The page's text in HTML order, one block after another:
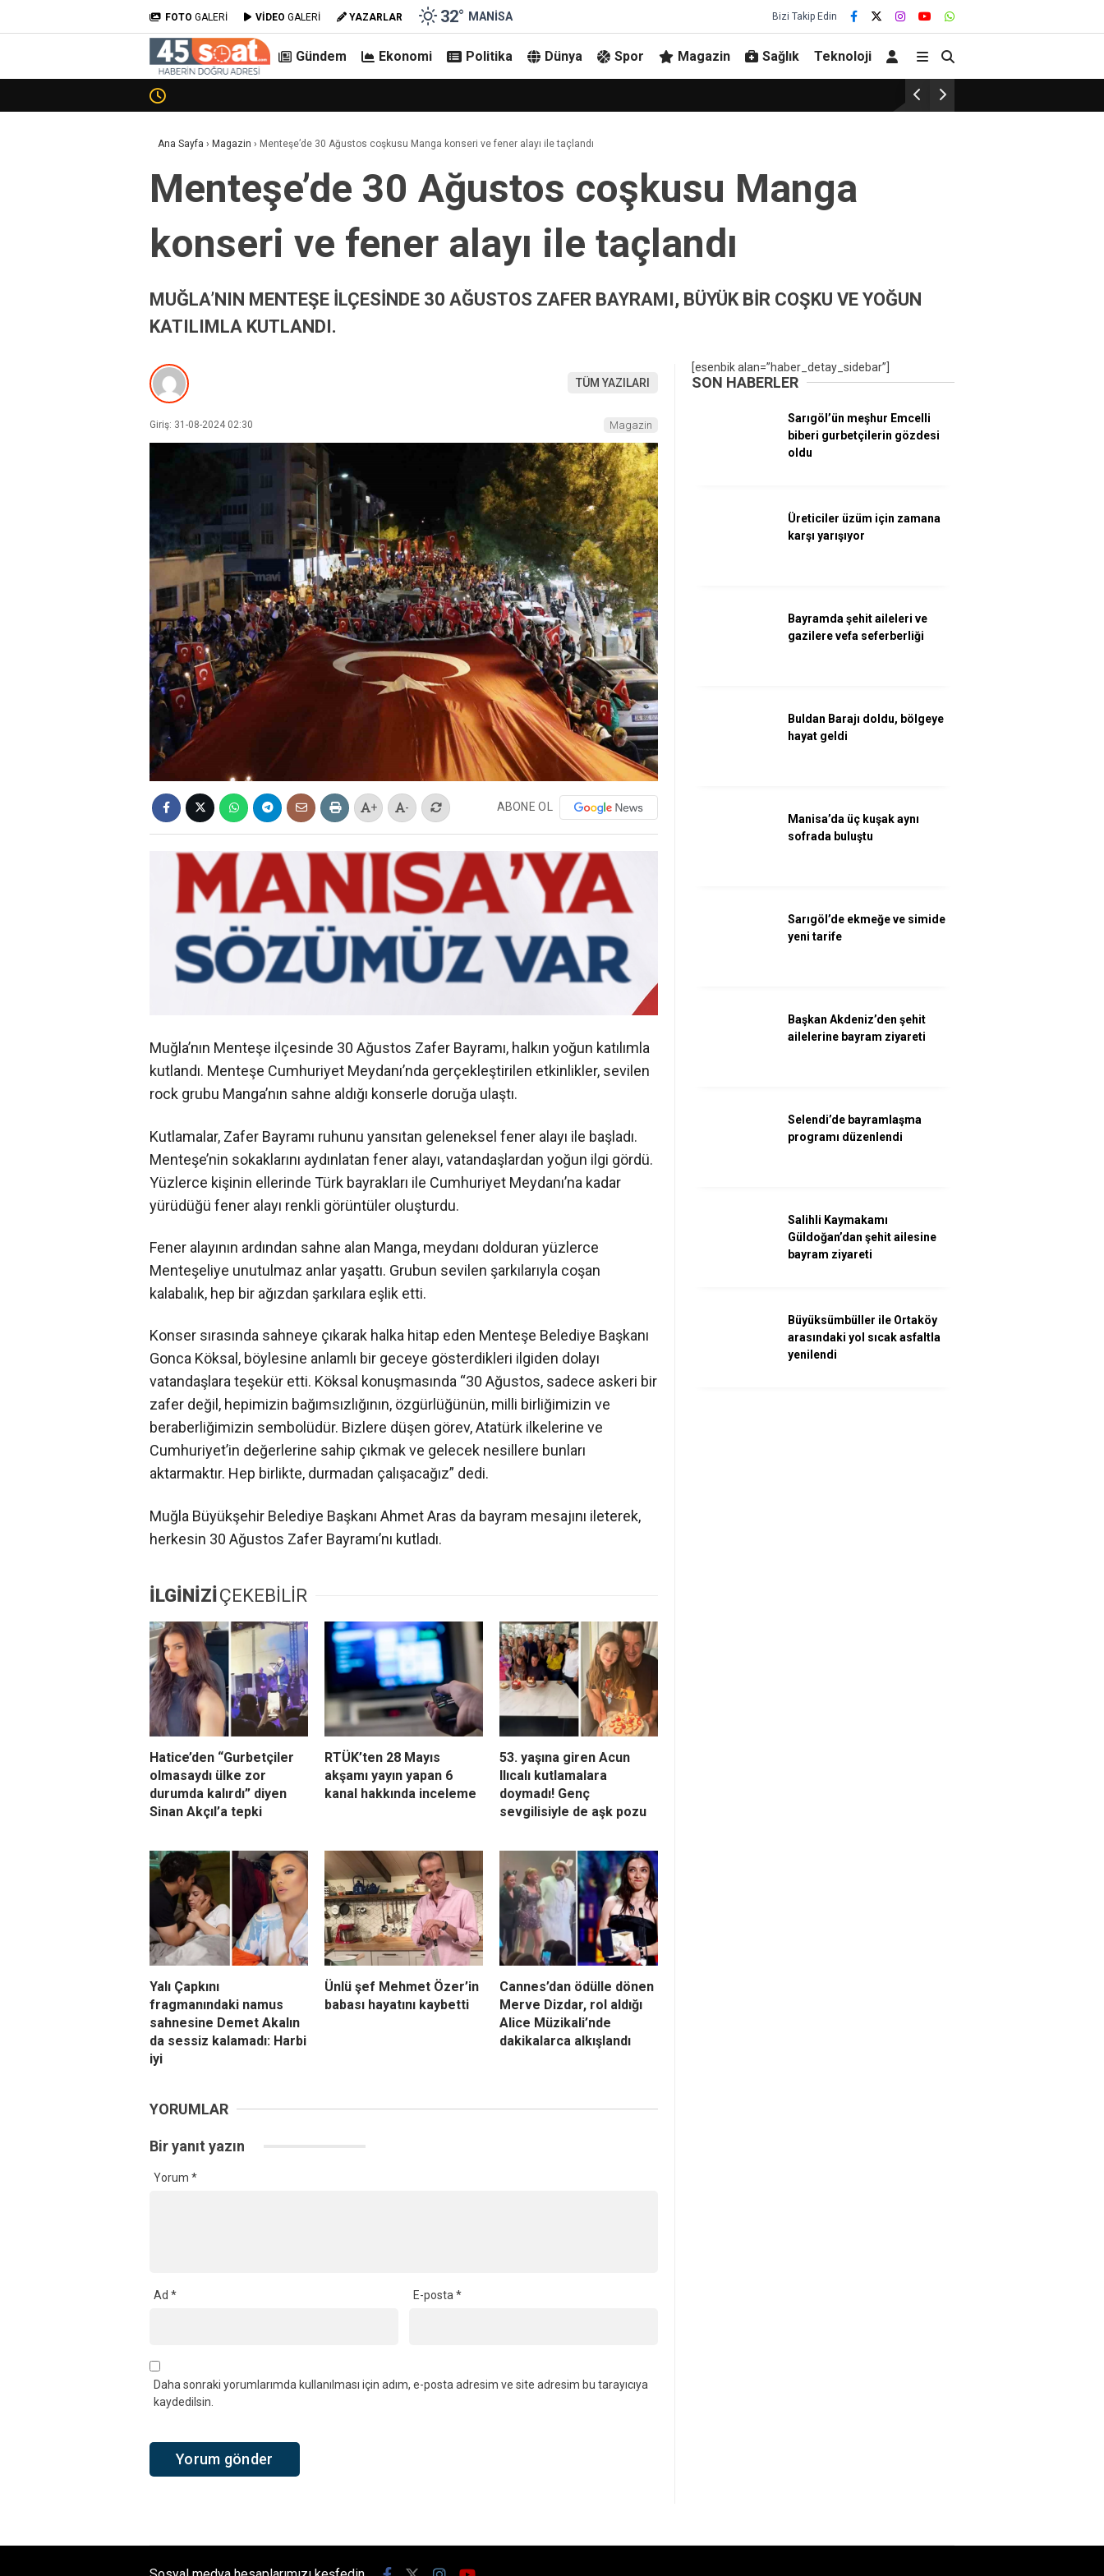
FOTO GALERİ VİDEO GALERİ YAZARLAR 32° MANISA Bizi Takip Edin
Gündem Ekonomi Politika Dünya Spor Magazin Sağlık Teknoloji
Ana Sayfa › Magazin › Menteşe’de 30 Ağustos coşkusu Manga konseri ve fener alayı ile taçlandı
Menteşe’de 30 Ağustos coşkusu Manga
konseri ve fener alayı ile taçlandı
MUĞLA’NIN MENTEŞE İLÇESİNDE 30 AĞUSTOS ZAFER BAYRAMI, BÜYÜK BİR COŞKU VE YOĞUN
KATILIMLA KUTLANDI.
TÜM YAZILARI
Giriş: 31-08-2024 02:30 Magazin
+ - ABONE OL
Muğla’nın Menteşe ilçesinde 30 Ağustos Zafer Bayramı, halkın yoğun katılımla
kutlandı. Menteşe Cumhuriyet Meydanı’nda gerçekleştirilen etkinlikler, sevilen
rock grubu Manga’nın sahne aldığı konserle doruğa ulaştı.
Kutlamalar, Zafer Bayramı ruhunu yansıtan geleneksel fener alayı ile başladı.
Menteşe’nin sokaklarını aydınlatan fener alayı, vatandaşlardan yoğun ilgi gördü.
Yüzlerce kişinin ellerinde Türk bayrakları ile Cumhuriyet Meydanı’na kadar
yürüdüğü fener alayı renkli görüntüler oluşturdu.
Fener alayının ardından sahne alan Manga, meydanı dolduran yüzlerce
Menteşeliye unutulmaz anlar yaşattı. Grubun sevilen şarkılarıyla coşan
kalabalık, hep bir ağızdan şarkılara eşlik etti.
Konser sırasında sahneye çıkarak halka hitap eden Menteşe Belediye Başkanı
Gonca Köksal, böylesine anlamlı bir geceye gösterdikleri ilgiden dolayı
vatandaşlara teşekür etti. Köksal konuşmasında “30 Ağustos, sadece askeri bir
zafer değil, hepimizin bağımsızlığının, özgürlüğünün, milli birliğimizin ve
beraberliğimizin sembolüdür. Bizlere düşen görev, Atatürk ilkelerine ve
Cumhuriyet’in değerlerine sahip çıkmak ve gelecek nesillere bunları
aktarmaktır. Hep birlikte, durmadan çalışacağız” dedi.
Muğla Büyükşehir Belediye Başkanı Ahmet Aras da bayram mesajını ileterek,
herkesin 30 Ağustos Zafer Bayramı’nı kutladı.
İLGİNİZİÇEKEBİLİR
Hatice’den “Gurbetçiler
olmasaydı ülke zor
durumda kalırdı” diyen
Sinan Akçıl’a tepki
RTÜK’ten 28 Mayıs
akşamı yayın yapan 6
kanal hakkında inceleme
53. yaşına giren Acun
Ilıcalı kutlamalara
doymadı! Genç
sevgilisiyle de aşk pozu
Yalı Çapkını
fragmanındaki namus
sahnesine Demet Akalın
da sessiz kalamadı: Harbi
iyi
Ünlü şef Mehmet Özer’in
babası hayatını kaybetti
Cannes’dan ödülle dönen
Merve Dizdar, rol aldığı
Alice Müzikali’nde
dakikalarca alkışlandı
YORUMLAR
Bir yanıt yazın
Yorum *
Ad * E-posta *
Daha sonraki yorumlarımda kullanılması için adım, e-posta adresim ve site adresim bu tarayıcıya
kaydedilsin.
[esenbik alan=”haber_detay_sidebar”]
SON HABERLER
Sarıgöl’ün meşhur Emcelli
biberi gurbetçilerin gözdesi
oldu
Üreticiler üzüm için zamana
karşı yarışıyor
Bayramda şehit aileleri ve
gazilere vefa seferberliği
Buldan Barajı doldu, bölgeye
hayat geldi
Manisa’da üç kuşak aynı
sofrada buluştu
Sarıgöl’de ekmeğe ve simide
yeni tarife
Başkan Akdeniz’den şehit
ailelerine bayram ziyareti
Selendi’de bayramlaşma
programı düzenlendi
Salihli Kaymakamı
Güldoğan’dan şehit ailesine
bayram ziyareti
Büyüksümbüller ile Ortaköy
arasındaki yol sıcak asfaltla
yenilendi